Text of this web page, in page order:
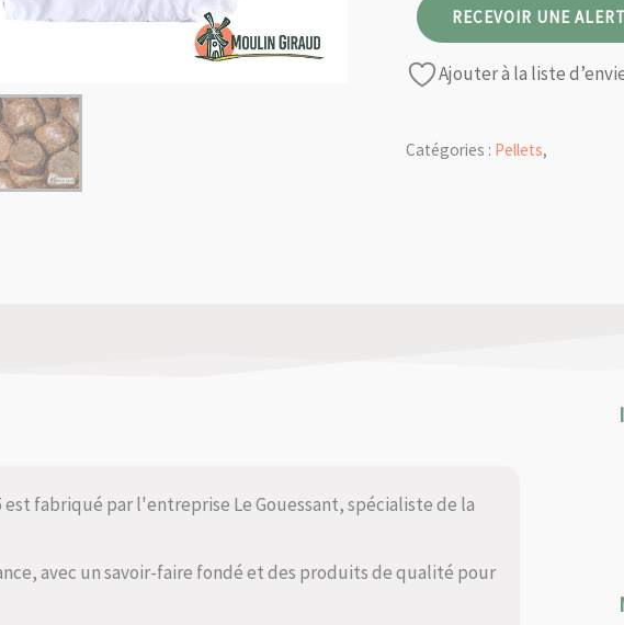
RECEVOIR UNE
Ajouter à la liste
Catégories : Pellets,
est fabriqué par l'entreprise Le Gouessant, spécialiste de la
avec un savoir-faire fondé et des produits de qualité pour